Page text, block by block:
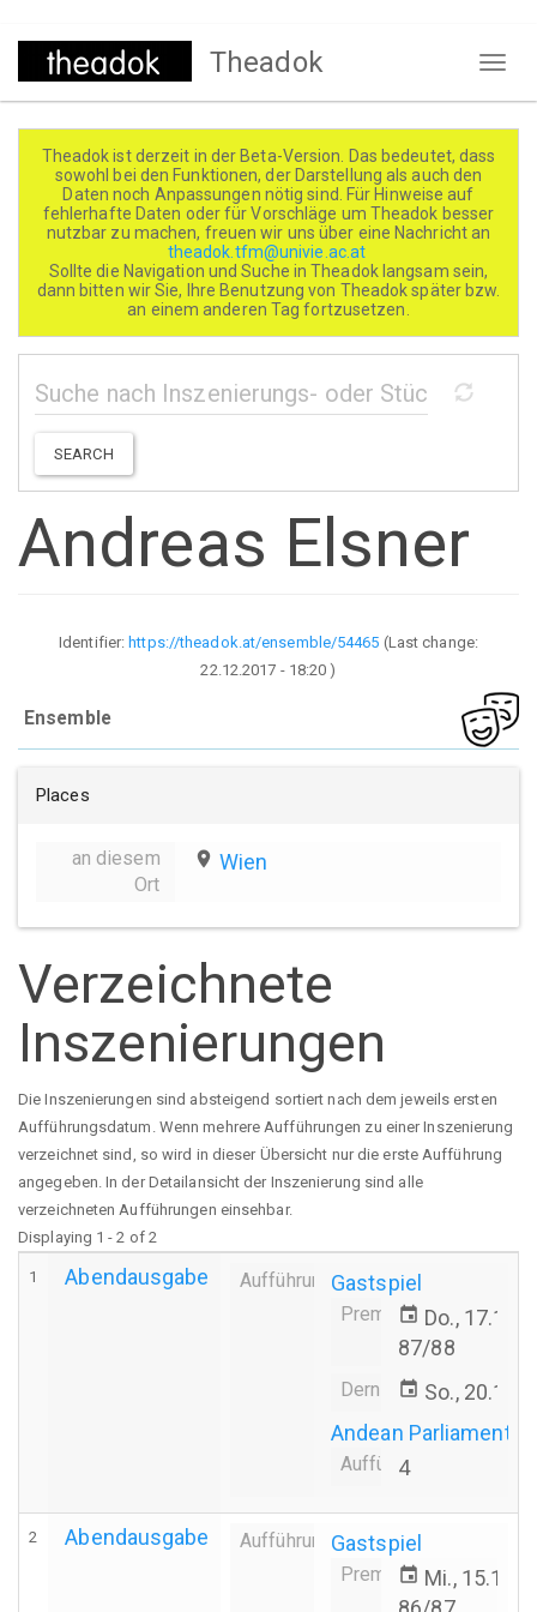
Direkt
Theadok
Theadok ist derzeit in der Beta-Version. Das bedeutet, dass
sowohl bei den Funktionen, der Darstellung als auch den
Daten noch Anpassungen nötig sind. Für Hinweise auf
fehlerhafte Daten oder für Vorschläge um Theadok besser
nutzbar zu machen, freuen wir uns über eine Nachricht an
theadok.tfm@univie.ac.at
Sollte die Navigation und Suche in Theadok langsam sein,
dann bitten wir Sie, Ihre Benutzung von Theadok später bzw.
an einem anderen Tag fortzusetzen.
SEARCH
Andreas Elsner
Identifier:https://theadok.at/ensemble/54465 (Last change:
22.12.2017 - 18:20 )
Ensemble
Places
an diesem
Ort
place Wien
Verzeichnete
Inszenierungen
Die Inszenierungen sind absteigend sortiert nach dem jeweils ersten
Aufführungsdatum. Wenn mehrere Aufführungen zu einer Inszenierung
verzeichnet sind, so wird in dieser Übersicht nur die erste Aufführung
angegeben. In der Detailansicht der Inszenierung sind alle
verzeichneten Aufführungen einsehbar.
Displaying 1 - 2 of 2
1 Abendausgabe Aufführung Gastspiel
Premiere
event Do.,
87/88
Derniere
event So.,
Andean Parliament
Aufführungsanzahl
4
2 Abendausgabe Aufführung Gastspiel
Premiere
event Mi.,